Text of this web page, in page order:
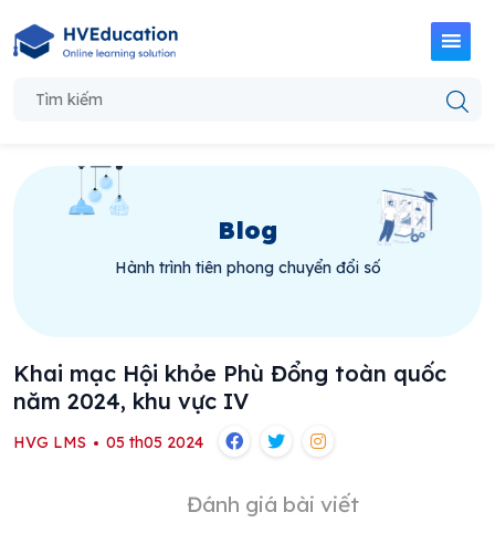
Blog
Hành trình tiên phong chuyển đổi số
Khai mạc Hội khỏe Phù Đổng toàn quốc
năm 2024, khu vực IV
HVG LMS 05 th05 2024
Đánh giá bài viết